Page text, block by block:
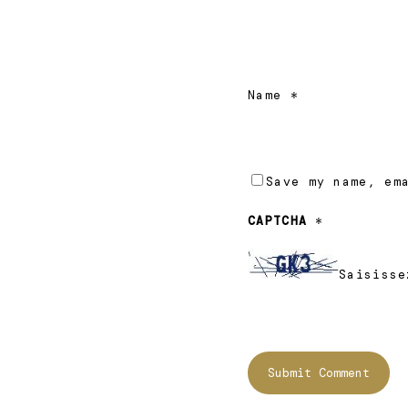
Name *
Save my name,
CAPTCHA *